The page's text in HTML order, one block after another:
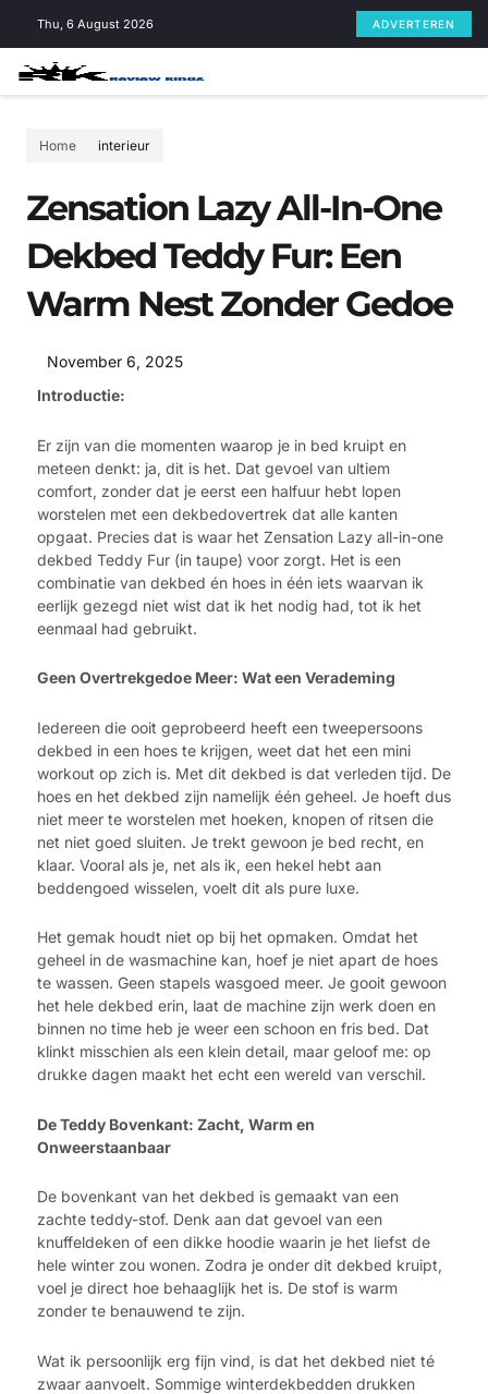
Thu, 6 August 2026 ADVERTEREN
Home interieur
Zensation Lazy All-In-One
Dekbed Teddy Fur: Een
Warm Nest Zonder Gedoe
November 6, 2025
Introductie:
Er zijn van die momenten waarop je in bed kruipt en
meteen denkt: ja, dit is het. Dat gevoel van ultiem
comfort, zonder dat je eerst een halfuur hebt lopen
worstelen met een dekbedovertrek dat alle kanten
opgaat. Precies dat is waar het Zensation Lazy all-in-one
dekbed Teddy Fur (in taupe) voor zorgt. Het is een
combinatie van dekbed én hoes in één iets waarvan ik
eerlijk gezegd niet wist dat ik het nodig had, tot ik het
eenmaal had gebruikt.
Geen Overtrekgedoe Meer: Wat een Verademing
Iedereen die ooit geprobeerd heeft een tweepersoons
dekbed in een hoes te krijgen, weet dat het een mini
workout op zich is. Met dit dekbed is dat verleden tijd. De
hoes en het dekbed zijn namelijk één geheel. Je hoeft dus
niet meer te worstelen met hoeken, knopen of ritsen die
net niet goed sluiten. Je trekt gewoon je bed recht, en
klaar. Vooral als je, net als ik, een hekel hebt aan
beddengoed wisselen, voelt dit als pure luxe.
Het gemak houdt niet op bij het opmaken. Omdat het
geheel in de wasmachine kan, hoef je niet apart de hoes
te wassen. Geen stapels wasgoed meer. Je gooit gewoon
het hele dekbed erin, laat de machine zijn werk doen en
binnen no time heb je weer een schoon en fris bed. Dat
klinkt misschien als een klein detail, maar geloof me: op
drukke dagen maakt het echt een wereld van verschil.
De Teddy Bovenkant: Zacht, Warm en
Onweerstaanbaar
De bovenkant van het dekbed is gemaakt van een
zachte teddy-stof. Denk aan dat gevoel van een
knuffeldeken of een dikke hoodie waarin je het liefst de
hele winter zou wonen. Zodra je onder dit dekbed kruipt,
voel je direct hoe behaaglijk het is. De stof is warm
zonder te benauwend te zijn.
Wat ik persoonlijk erg fijn vind, is dat het dekbed niet té
zwaar aanvoelt. Sommige winterdekbedden drukken